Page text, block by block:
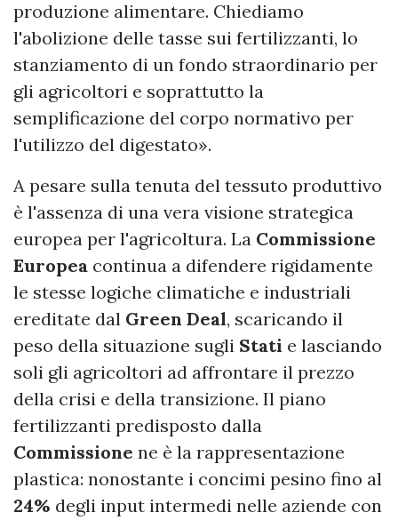
produzione alimentare. Chiediamo
l'abolizione delle tasse sui fertilizzanti, lo
stanziamento di un fondo straordinario per
gli agricoltori e soprattutto la
semplificazione del corpo normativo per
l'utilizzo del digestato».
A pesare sulla tenuta del tessuto produttivo
è l'assenza di una vera visione strategica
europea per l'agricoltura. La Commissione
Europea continua a difendere rigidamente
le stesse logiche climatiche e industriali
ereditate dal Green Deal, scaricando il
peso della situazione sugli Stati e lasciando
soli gli agricoltori ad affrontare il prezzo
della crisi e della transizione. Il piano
fertilizzanti predisposto dalla
Commissione ne è la rappresentazione
plastica: nonostante i concimi pesino fino al
24% degli input intermedi nelle aziende con